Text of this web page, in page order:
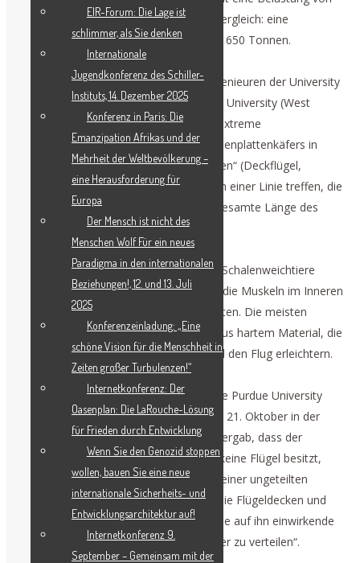
3.900 Tonnen aushalten könnte. Zum Vergleich: eine
vollgetankte Saturn-V-Rakete wog etwa 650 Tonnen.
Neue Studien unter der Leitung von Ingenieuren der University
of California Irvine (UCI) und der Purdue University (West
Lafayette, Indiana) ergaben, dass „die extreme
Widerstandsfähigkeit des teuflischen Eisenplattenkäfers in
seinen beiden panzerähnlichen „Elytronen“ (Deckflügel,
verhärtete Vorderflügel) liegt, die sich an einer Linie treffen, die
als Naht bezeichnet wird und über die gesamte Länge des
Bauches verläuft“.
Alle Insekten, Spinnentiere, Krebse und Schalenweichtiere
haben Exoskelette (Außenskelette), die die Muskeln im Inneren
unterstützen und gleichzeitig Schutz bieten. Die meisten
Flugkäfer besitzen zwei Flügelklappen aus hartem Material, die
„Elytronen“, die ihre Flügel schützen und den Flug erleichtern.
Die Studie, über die SciTechDaily und die Purdue University
berichteten und die in der Ausgabe vom 21. Oktober in der
Zeitschrift Nature veröffentlicht wurde, ergab, dass der
teuflische Eisenplattenkäfer überhaupt keine Flügel besitzt,
sondern dass sich die Flügelklappen zu einer ungeteilten
Einheit entwickelt haben und dadurch „die Flügeldecken und
die Verbindungsnaht dazu beitragen, eine auf ihn einwirkende
Kraft gleichmäßig auf den ganzen Körper zu verteilen“.
EIR-Forum: Die Lage ist
schlimmer, als Sie denken
Internationale
Jugendkonferenz des Schiller-
Instituts, 14. Dezember 2025
Konferenz in Paris: Die
Emanzipation Afrikas und der
Mehrheit der Weltbevölkerung –
eine Herausforderung für
Europa
Der Mensch ist nicht des
Menschen Wolf Für ein neues
Paradigma in den internationalen
Beziehungen!, 12. und 13. Juli
2025
Konferenzeinladung: „Eine
schöne Vision für die Menschheit in
Zeiten großer Turbulenzen!“
Internetkonferenz: Der
Oasenplan: Die LaRouche-Lösung
für Frieden durch Entwicklung
Wenn Sie den Genozid stoppen
wollen, bauen Sie eine neue
internationale Sicherheits- und
Entwicklungsarchitektur auf!
Internetkonferenz 9.
September – Gemeinsam mit der